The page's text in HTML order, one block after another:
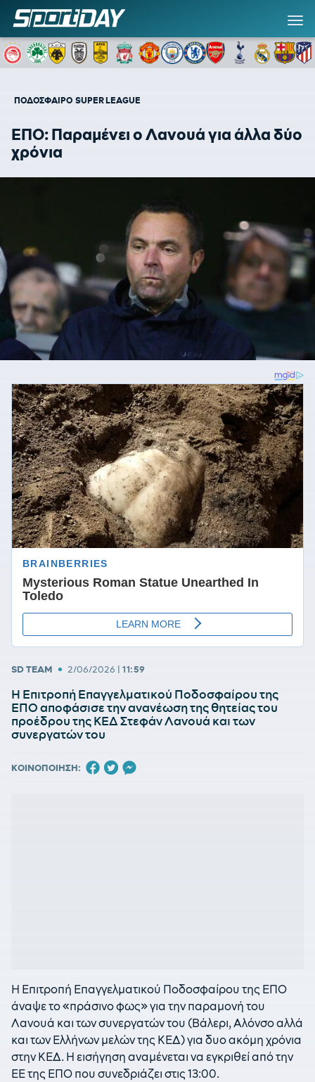
ΠΟΔΟΣΦΑΙΡΟ SUPER LEAGUE
ΕΠΟ: Παραμένει ο Λανουά για άλλα δύο
χρόνια
SD TEAM • 2/06/2026 | 11:59
Η Επιτροπή Επαγγελματικού Ποδοσφαίρου της
ΕΠΟ αποφάσισε την ανανέωση της θητείας του
προέδρου της ΚΕΔ Στεφάν Λανουά και των
συνεργατών του
ΚΟΙΝΟΠΟΙΗΣΗ:
Η Επιτροπή Επαγγελματικού Ποδοσφαίρου της ΕΠΟ
άναψε το «πράσινο φως» για την παραμονή του
Λανουά και των συνεργατών του (Βάλερι, Αλόνσο αλλά
και των Ελλήνων μελών της ΚΕΔ) για δυο ακόμη χρόνια
στην ΚΕΔ. Η εισήγηση αναμένεται να εγκριθεί από την
ΕΕ της ΕΠΟ που συνεδριάζει στις 13:00.